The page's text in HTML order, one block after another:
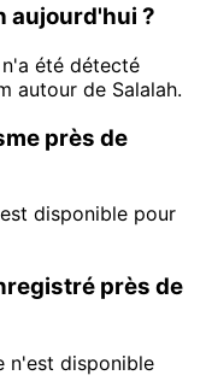
aujourd'hui ?
été détecté
autour de Salalah.
près de
disponible pour
près de
n'est disponible